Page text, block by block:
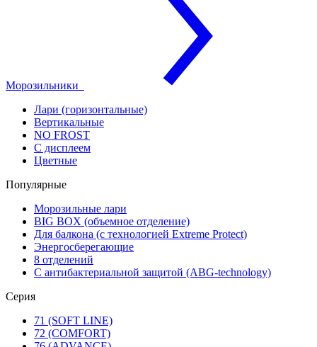
Морозильники
Лари (горизонтальные)
Вертикальные
NO FROST
С дисплеем
Цветные
Популярные
Морозильные лари
BIG BOX (объемное отделение)
Для балкона (с технологией Extreme Protect)
Энергосберегающие
8 отделений
С антибактериальной защитой (ABG-technology)
Серия
71 (SOFT LINE)
72 (COMFORT)